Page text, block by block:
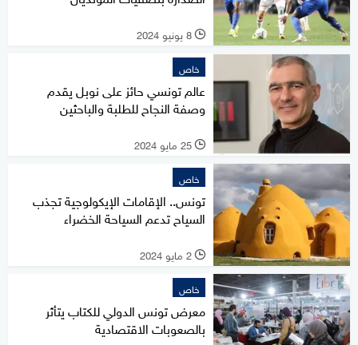
l 8 يونيو 2024
خاص
عالم تونسي حائز على نوبل يقدم
وصفة النجاح للطلبة والباحثين
l 25 مايو 2024
خاص
تونس.. الإقامات الإيكولوجية تجذب
السياح تدعم السياحة الخضراء
l 2 مايو 2024
خاص
معرض تونس الدولي للكتاب يتأثر
بالصعوبات الاقتصادية